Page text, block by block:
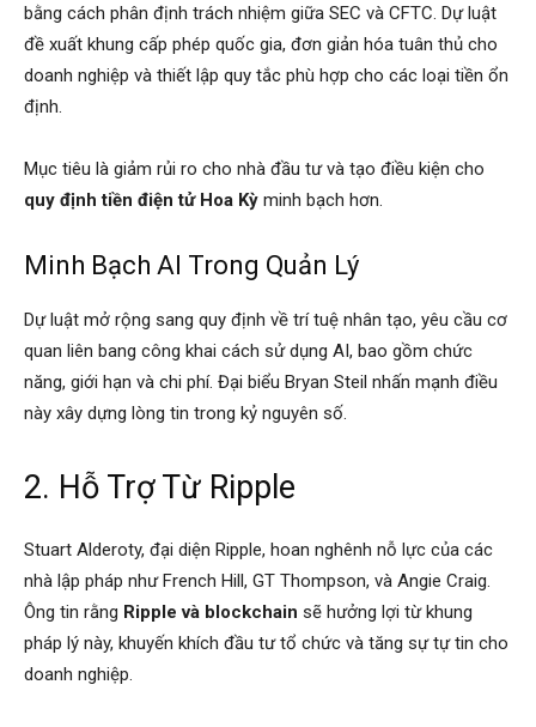
bằng cách phân định trách nhiệm giữa SEC và CFTC. Dự luật
đề xuất khung cấp phép quốc gia, đơn giản hóa tuân thủ cho
doanh nghiệp và thiết lập quy tắc phù hợp cho các loại tiền ổn
định.
Mục tiêu là giảm rủi ro cho nhà đầu tư và tạo điều kiện cho
quy định tiền điện tử Hoa Kỳ minh bạch hơn.
Minh Bạch AI Trong Quản Lý
Dự luật mở rộng sang quy định về trí tuệ nhân tạo, yêu cầu cơ
quan liên bang công khai cách sử dụng AI, bao gồm chức
năng, giới hạn và chi phí. Đại biểu Bryan Steil nhấn mạnh điều
này xây dựng lòng tin trong kỷ nguyên số.
2. Hỗ Trợ Từ Ripple
Stuart Alderoty, đại diện Ripple, hoan nghênh nỗ lực của các
nhà lập pháp như French Hill, GT Thompson, và Angie Craig.
Ông tin rằng Ripple và blockchain sẽ hưởng lợi từ khung
pháp lý này, khuyến khích đầu tư tổ chức và tăng sự tự tin cho
doanh nghiệp.